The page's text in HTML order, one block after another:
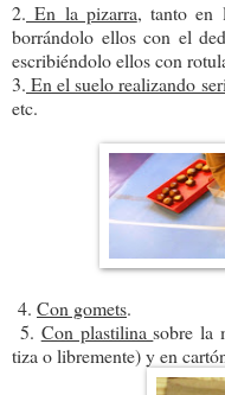
2. En la pizarra, tanto en
borrándolo ellos con el
escribiéndolo ellos con
3. En el suelo realizando
etc.
4. Con gomets.
5. Con plastilinasobre la
tiza o libremente) y en